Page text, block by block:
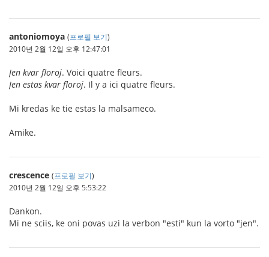
antoniomoya (프로필 보기)
2010년 2월 12일 오후 12:47:01
Jen kvar floroj. Voici quatre fleurs.
Jen estas kvar floroj. Il y a ici quatre fleurs.
Mi kredas ke tie estas la malsameco.
Amike.
crescence (프로필 보기)
2010년 2월 12일 오후 5:53:22
Dankon.
Mi ne sciis, ke oni povas uzi la verbon "esti" kun la vorto "jen".